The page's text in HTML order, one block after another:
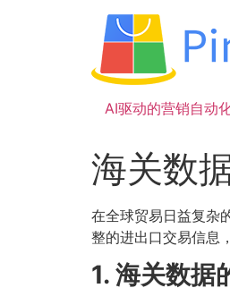
AI驱动的营销自动
海关数
在全球贸易日益复杂
整的进出口交易信息
1. 海关数据